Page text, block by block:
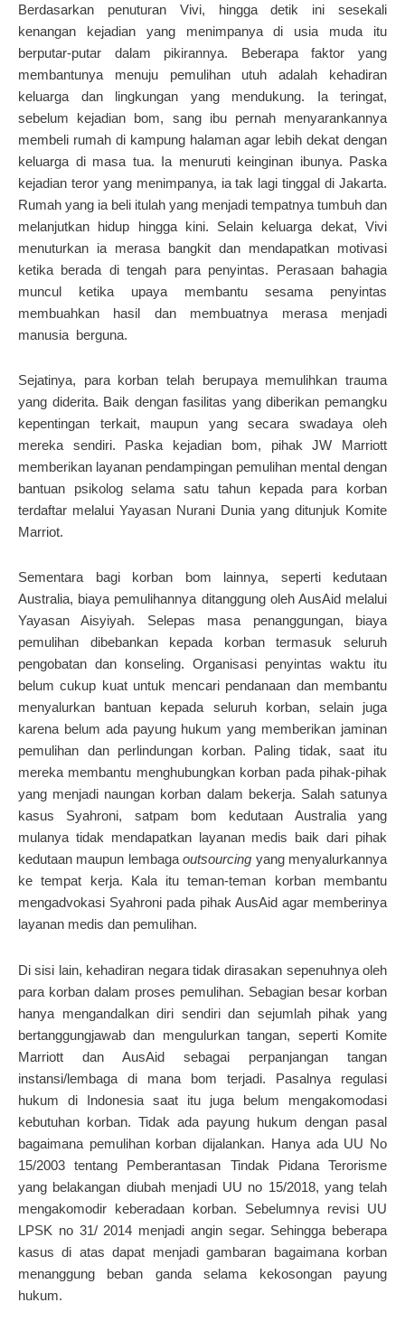
Berdasarkan penuturan Vivi, hingga detik ini sesekali
kenangan kejadian yang menimpanya di usia muda itu
berputar-putar dalam pikirannya. Beberapa faktor yang
membantunya menuju pemulihan utuh adalah kehadiran
keluarga dan lingkungan yang mendukung. Ia teringat,
sebelum kejadian bom, sang ibu pernah menyarankannya
membeli rumah di kampung halaman agar lebih dekat dengan
keluarga di masa tua. Ia menuruti keinginan ibunya. Paska
kejadian teror yang menimpanya, ia tak lagi tinggal di Jakarta.
Rumah yang ia beli itulah yang menjadi tempatnya tumbuh dan
melanjutkan hidup hingga kini. Selain keluarga dekat, Vivi
menuturkan ia merasa bangkit dan mendapatkan motivasi
ketika berada di tengah para penyintas. Perasaan bahagia
muncul ketika upaya membantu sesama penyintas
membuahkan hasil dan membuatnya merasa menjadi
manusia berguna.
Sejatinya, para korban telah berupaya memulihkan trauma
yang diderita. Baik dengan fasilitas yang diberikan pemangku
kepentingan terkait, maupun yang secara swadaya oleh
mereka sendiri. Paska kejadian bom, pihak JW Marriott
memberikan layanan pendampingan pemulihan mental dengan
bantuan psikolog selama satu tahun kepada para korban
terdaftar melalui Yayasan Nurani Dunia yang ditunjuk Komite
Marriot.
Sementara bagi korban bom lainnya, seperti kedutaan
Australia, biaya pemulihannya ditanggung oleh AusAid melalui
Yayasan Aisyiyah. Selepas masa penanggungan, biaya
pemulihan dibebankan kepada korban termasuk seluruh
pengobatan dan konseling. Organisasi penyintas waktu itu
belum cukup kuat untuk mencari pendanaan dan membantu
menyalurkan bantuan kepada seluruh korban, selain juga
karena belum ada payung hukum yang memberikan jaminan
pemulihan dan perlindungan korban. Paling tidak, saat itu
mereka membantu menghubungkan korban pada pihak-pihak
yang menjadi naungan korban dalam bekerja. Salah satunya
kasus Syahroni, satpam bom kedutaan Australia yang
mulanya tidak mendapatkan layanan medis baik dari pihak
kedutaan maupun lembagaoutsourcing yang menyalurkannya
ke tempat kerja. Kala itu teman-teman korban membantu
mengadvokasi Syahroni pada pihak AusAid agar memberinya
layanan medis dan pemulihan.
Di sisi lain, kehadiran negara tidak dirasakan sepenuhnya oleh
para korban dalam proses pemulihan. Sebagian besar korban
hanya mengandalkan diri sendiri dan sejumlah pihak yang
bertanggungjawab dan mengulurkan tangan, seperti Komite
Marriott dan AusAid sebagai perpanjangan tangan
instansi/lembaga di mana bom terjadi. Pasalnya regulasi
hukum di Indonesia saat itu juga belum mengakomodasi
kebutuhan korban. Tidak ada payung hukum dengan pasal
bagaimana pemulihan korban dijalankan. Hanya ada UU No
15/2003 tentang Pemberantasan Tindak Pidana Terorisme
yang belakangan diubah menjadi UU no 15/2018, yang telah
mengakomodir keberadaan korban. Sebelumnya revisi UU
LPSK no 31/ 2014 menjadi angin segar. Sehingga beberapa
kasus di atas dapat menjadi gambaran bagaimana korban
menanggung beban ganda selama kekosongan payung
hukum.